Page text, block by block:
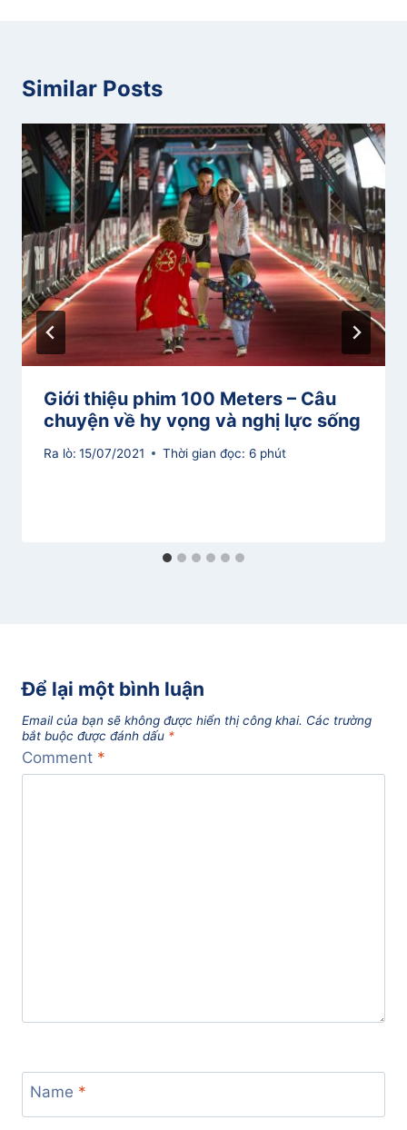
Similar Posts
Giới thiệu phim 100 Meters – Câu
chuyện về hy vọng và nghị lực sống
Ra lò: 15/07/2021 Thời gian đọc: 6 phút
Để lại một bình luận
Email của bạn sẽ không được hiển thị công khai. Các trường
bắt buộc được đánh dấu *
Comment *
Name *